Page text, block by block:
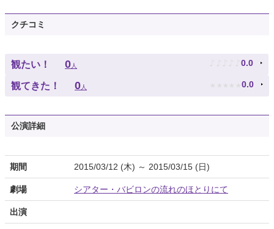
クチコミ
観たい！ 0人 ♪ ♪ ♪ ♪ ♪ 0.0
観てきた！ 0人 ★ ★ ★ ★ ★ 0.0
公演詳細
期間 2015/03/12 (木) ～ 2015/03/15 (日)
劇場 シアター・バビロンの流れのほとりにて
出演